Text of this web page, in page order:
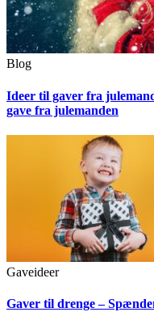
Blog
Ideer til gaver fra
gave fra julemanden
Gaveideer
Gaver til drenge –